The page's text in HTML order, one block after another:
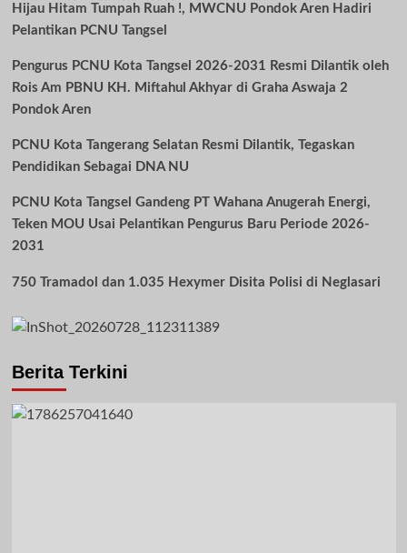
Hijau Hitam Tumpah Ruah !, MWCNU Pondok Aren Hadiri
Pelantikan PCNU Tangsel
Pengurus PCNU Kota Tangsel 2026-2031 Resmi Dilantik oleh
Rois Am PBNU KH. Miftahul Akhyar di Graha Aswaja 2
Pondok Aren
PCNU Kota Tangerang Selatan Resmi Dilantik, Tegaskan
Pendidikan Sebagai DNA NU
PCNU Kota Tangsel Gandeng PT Wahana Anugerah Energi,
Teken MOU Usai Pelantikan Pengurus Baru Periode 2026-
2031
750 Tramadol dan 1.035 Hexymer Disita Polisi di Neglasari
Berita Terkini